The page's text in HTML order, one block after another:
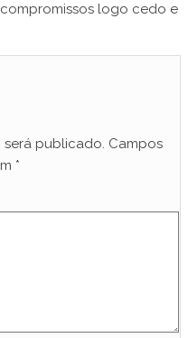
logo cedo e
será publicado. Campos
*